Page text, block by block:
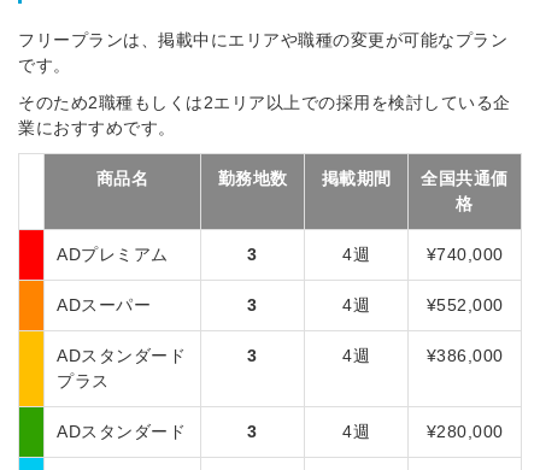
フリープランは、掲載中にエリアや職種の変更が可能なプラン
です。
そのため2職種もしくは2エリア以上での採用を検討している企
業におすすめです。
商品名 勤務地数 掲載期間
全国共通価
格
ADプレミアム 3 4週 ¥740,000
ADスーパー 3 4週 ¥552,000
ADスタンダード
プラス
3 4週 ¥386,000
ADスタンダード 3 4週 ¥280,000